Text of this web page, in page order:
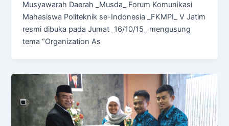
Musyawarah Daerah _Musda_ Forum Komunikasi
Mahasiswa Politeknik se-Indonesia _FKMPI_ V Jatim
resmi dibuka pada Jumat _16/10/15_ mengusung
tema “Organization As